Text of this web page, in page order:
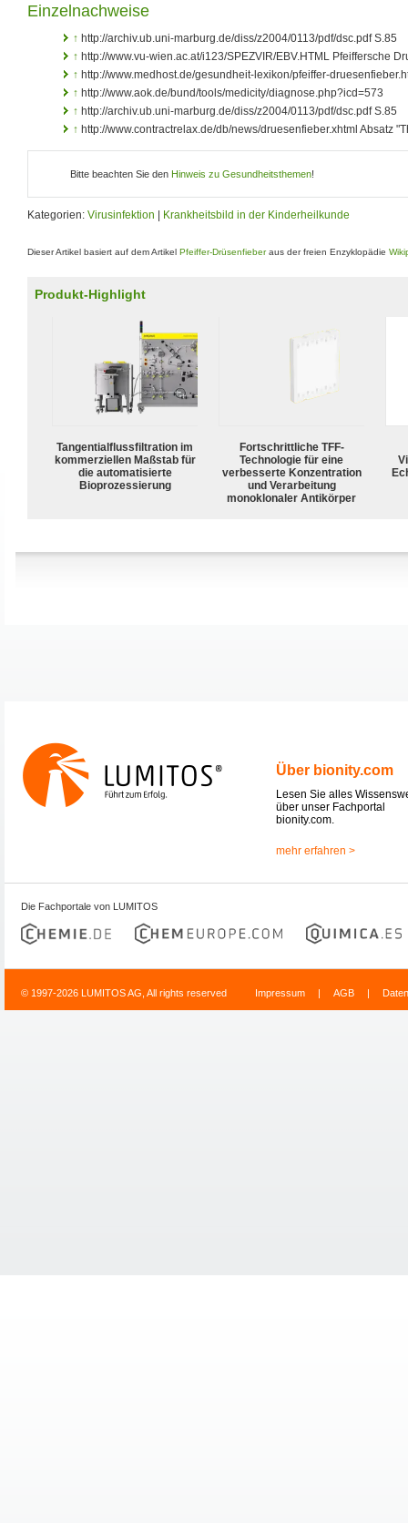
Einzelnachweise
↑ http://archiv.ub.uni-marburg.de/diss/z2004/0113/pdf/dsc.pdf S.85
↑ http://www.vu-wien.ac.at/i123/SPEZVIR/EBV.HTML Pfeiffersche
↑ http://www.medhost.de/gesundheit-lexikon/pfeiffer-
↑ http://www.aok.de/bund/tools/medicity/diagnose.php?icd=573
↑ http://archiv.ub.uni-marburg.de/diss/z2004/0113/pdf/dsc.pdf S.85
↑ http://www.contractrelax.de/db/news/druesenfieber.xhtml Absatz
Bitte beachten Sie den Hinweis zu Gesundheitsthemen!
Kategorien: Virusinfektion Krankheitsbild in der Kinderheilkunde
Dieser Artikel basiert auf dem Artikel Pfeiffer-Drüsenfieberaus der freien Enzyklopädie
Produkt-Highlight
Tangentialflussfiltration im
kommerziellen Maßstab für
die automatisierte
Bioprozessierung
Fortschrittliche TFF-
Technologie für eine
verbesserte Konzentration
und Verarbeitung
monoklonaler Antikörper
Über bionity.com
Lesen Sie alles
über unser Fachportal
bionity.com.
mehr erfahren >
Die Fachportale von LUMITOS
© 1997-2026 LUMITOS AG, All rights reserved Impressum | AGB |